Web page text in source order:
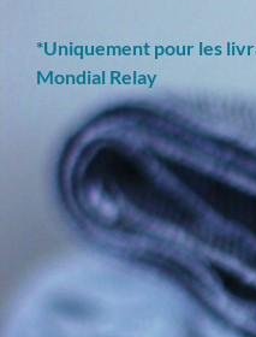
NOTRE
Les commandes
*Uniquement pour les
Mondial Relay